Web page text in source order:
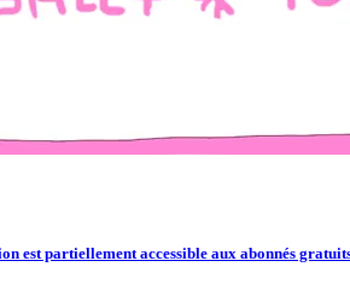
est partiellement accessible aux abonnés